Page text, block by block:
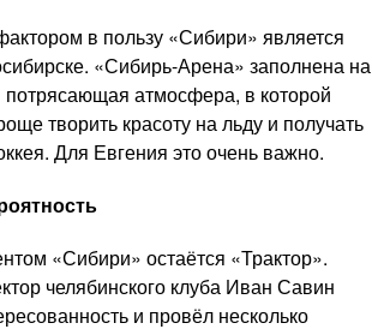
в пользу «Сибири» является
«Сибирь-Арена» заполнена на
атмосфера, в которой
творить красоту на льду и получать
Для Евгения это очень важно.
«Сибири» остаётся «Трактор».
челябинского клуба Иван Савин
и провёл несколько